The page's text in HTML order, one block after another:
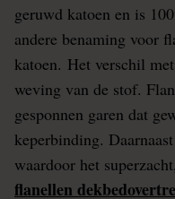
geruwd katoen en is
andere benaming voor
katoen. Het verschil
weving van de stof.
gesponnen garen dat
keperbinding.
waardoor het
flanellen